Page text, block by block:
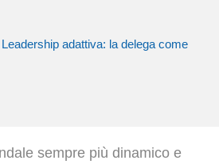
Leadership adattiva: la delega come
sempre più dinamico e